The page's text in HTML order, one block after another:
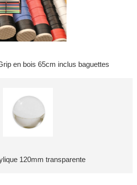
en bois 65cm inclus baguettes
120mm transparente